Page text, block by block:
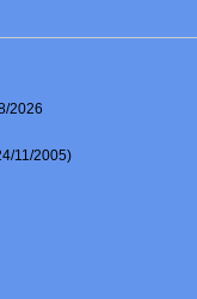
2026
11/2005)